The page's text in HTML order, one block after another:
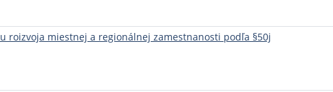
roizvoja miestnej a regionálnej zamestnanosti podľa §50j